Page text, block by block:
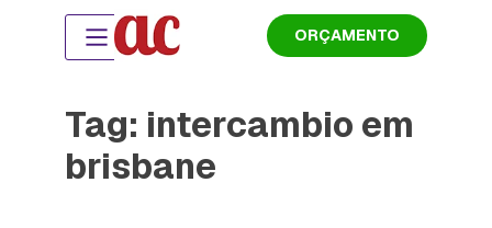
ORÇAMENTO
Tag: intercambio em
brisbane